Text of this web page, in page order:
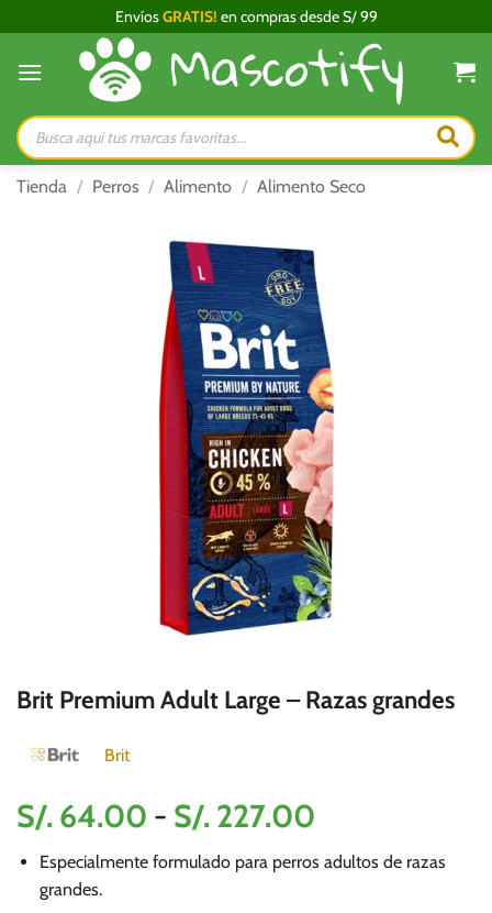
al
contenido
EnvíosGRATIS! en compras desde S/ 99
Búsqueda
de
productos
Tienda / Perros / Alimento / Alimento Seco
Brit Premium Adult Large – Razas grandes
Brit
S/. 64.00 - S/. 227.00
de
precios:
Especialmente formulado para perros adultos de razas
grandes.